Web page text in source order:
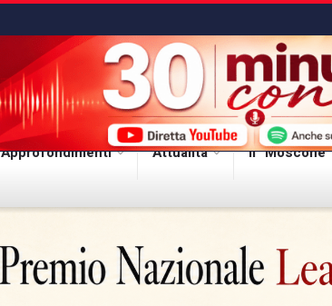
Approfondimenti Attualità Il “Moscone”